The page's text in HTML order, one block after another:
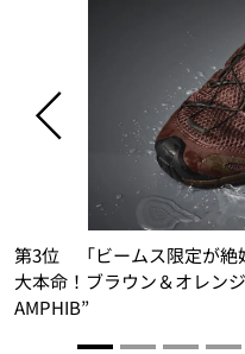
第3位 「ビームス限定が絶
大本命！ブラウン＆オレン
AMPHIB”